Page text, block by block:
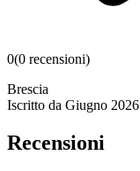
0(0 recensioni)
Brescia
Iscritto da Giugno 2026
Recensioni